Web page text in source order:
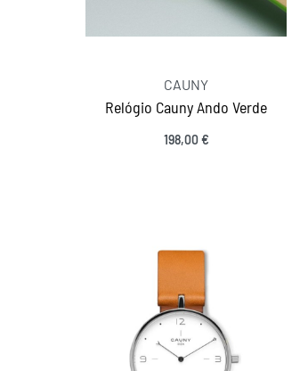
CAUNY
Relógio Cauny Ando Verde
198,00€